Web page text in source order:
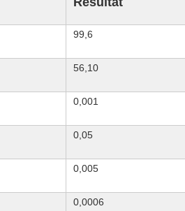
99,6
56,10
0,001
0,05
0,005
0,0006